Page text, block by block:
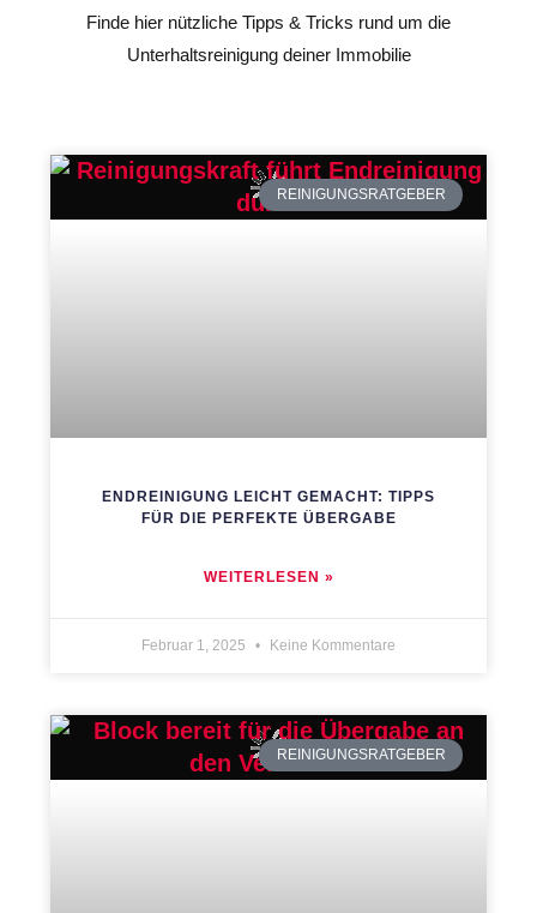
Finde hier nützliche Tipps & Tricks rund um die
Unterhaltsreinigung deiner Immobilie
REINIGUNGSRATGEBER
ENDREINIGUNG LEICHT GEMACHT: TIPPS
FÜR DIE PERFEKTE ÜBERGABE
WEITERLESEN »
Februar 1, 2025 Keine Kommentare
REINIGUNGSRATGEBER